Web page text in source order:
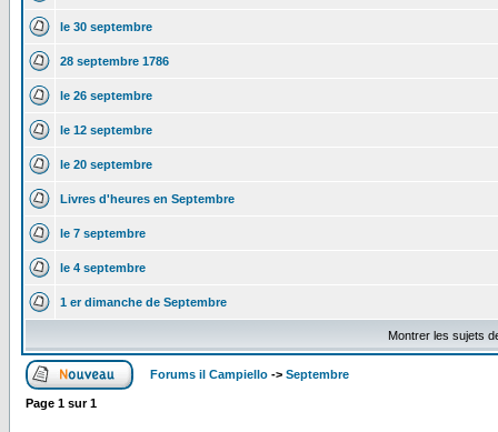
le 30 septembre
28 septembre 1786
le 26 septembre
le 12 septembre
le 20 septembre
Livres d'heures en Septembre
le 7 septembre
le 4 septembre
1 er dimanche de Septembre
Montrer les sujets
Forums il Campiello -> Septembre
Page 1 sur1